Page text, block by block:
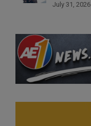
July 31, 2026